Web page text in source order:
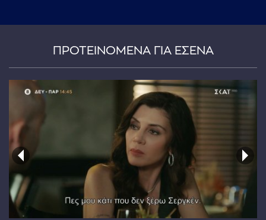
ΠΡΟΤΕΙΝΟΜΕΝΑ ΓΙΑ ΕΣΕΝΑ